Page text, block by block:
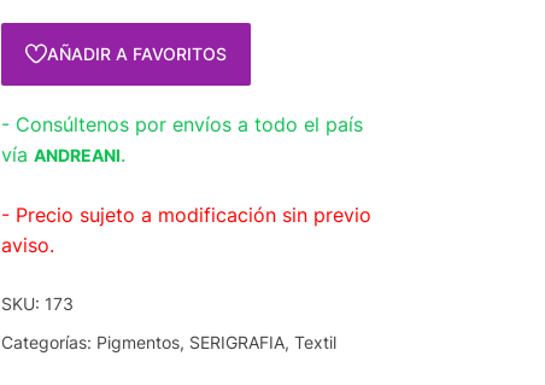
AÑADIR A FAVORITOS
- Consúltenos por envíos a todo el país
víaANDREANI.
- Precio sujeto a modificación sin previo
aviso.
SKU: 173
Categorías: Pigmentos, SERIGRAFIA,Textil